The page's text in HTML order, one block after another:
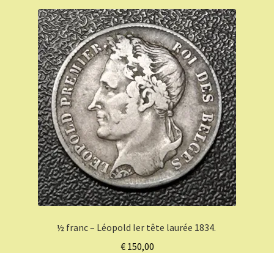
½ franc – Léopold Ier tête laurée 1834.
€150,00